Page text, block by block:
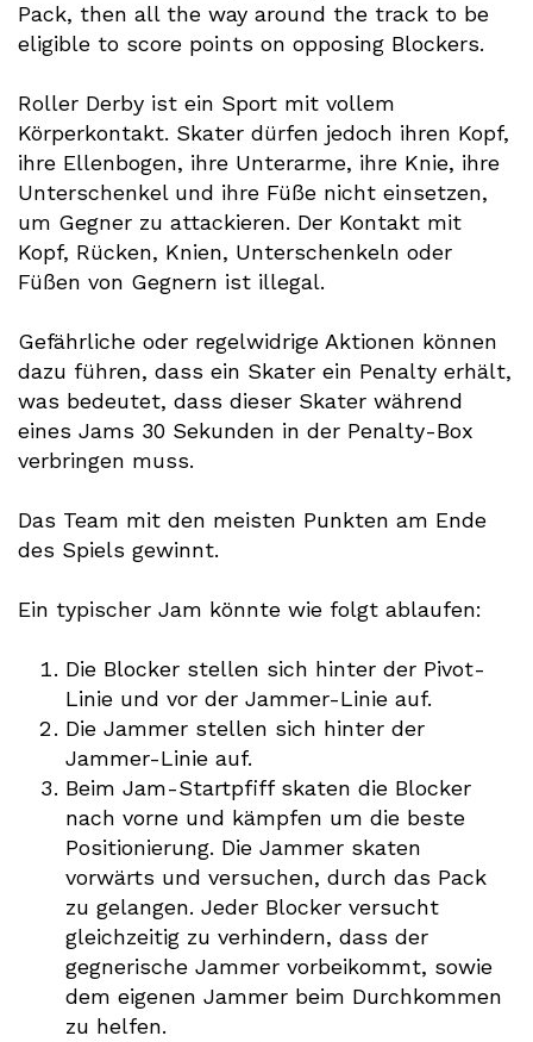
Pack, then all the way around the track to be
eligible to score points on opposing Blockers.
Roller Derby ist ein Sport mit vollem
Körperkontakt. Skater dürfen jedoch ihren Kopf,
ihre Ellenbogen, ihre Unterarme, ihre Knie, ihre
Unterschenkel und ihre Füße nicht einsetzen,
um Gegner zu attackieren. Der Kontakt mit
Kopf, Rücken, Knien, Unterschenkeln oder
Füßen von Gegnern ist illegal.
Gefährliche oder regelwidrige Aktionen können
dazu führen, dass ein Skater ein Penalty erhält,
was bedeutet, dass dieser Skater während
eines Jams 30 Sekunden in der Penalty-Box
verbringen muss.
Das Team mit den meisten Punkten am Ende
des Spiels gewinnt.
Ein typischer Jam könnte wie folgt ablaufen:
Die Blocker stellen sich hinter der Pivot-
Linie und vor der Jammer-Linie auf.
Die Jammer stellen sich hinter der
Jammer-Linie auf.
Beim Jam-Startpfiff skaten die Blocker
nach vorne und kämpfen um die beste
Positionierung. Die Jammer skaten
vorwärts und versuchen, durch das Pack
zu gelangen. Jeder Blocker versucht
gleichzeitig zu verhindern, dass der
gegnerische Jammer vorbeikommt, sowie
dem eigenen Jammer beim Durchkommen
zu helfen.